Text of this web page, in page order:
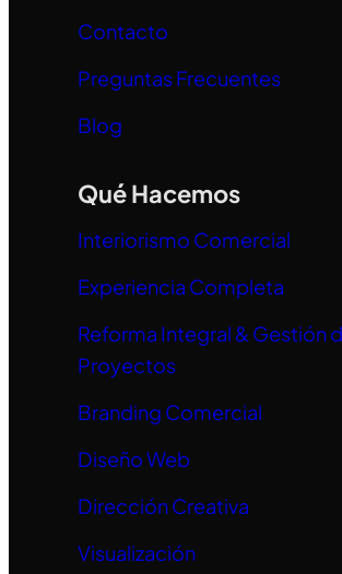
Contacto
Preguntas Frecuentes
Blog
Qué Hacemos
Interiorismo Comercial
Experiencia Completa
Reforma Integral & Gestión
Proyectos
Branding Comercial
Diseño Web
Dirección Creativa
Visualización